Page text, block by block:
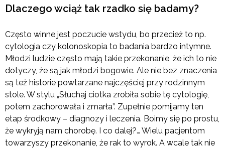
Dlaczego wciąż tak rzadko się badamy?
Często winne jest poczucie wstydu, bo przecież to np.
cytologia czy kolonoskopia to badania bardzo intymne.
Młodzi ludzie często mają takie przekonanie, że ich to nie
dotyczy, że są jak młodzi bogowie. Ale nie bez znaczenia
są też historie powtarzane najczęściej przy rodzinnym
stole. W stylu „Słuchaj ciotka zrobiła sobie tę cytologię,
potem zachorowała i zmarła”. Zupełnie pomijamy ten
etap środkowy – diagnozy i leczenia. Boimy się po prostu,
że wykryją nam chorobę. I co dalej?… Wielu pacjentom
towarzyszy przekonanie, że rak to wyrok. A wcale tak nie